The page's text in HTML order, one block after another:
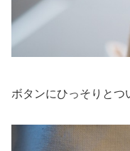
ボタンにひっそりとつ